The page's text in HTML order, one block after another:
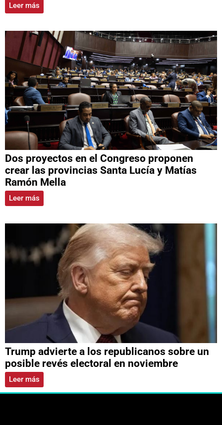
Leer más
Dos proyectos en el Congreso proponen
crear las provincias Santa Lucía y Matías
Ramón Mella
Leer más
Trump advierte a los republicanos sobre un
posible revés electoral en noviembre
Leer más